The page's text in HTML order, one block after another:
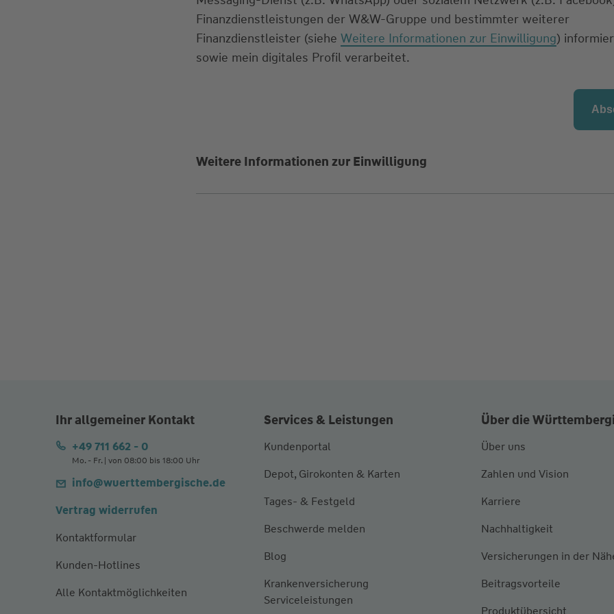
Finanzdienstleistungen der W&W-Gruppe und bestimmter weiterer
Finanzdienstleister (siehe Weitere Informationen zur Einwilligung)
sowie mein digitales Profil verarbeitet.
Weitere Informationen zur Einwilligung
Ihr allgemeiner Kontakt
+49 711 662 - 0
Mo. - Fr. | von 08:00 bis 18:00 Uhr
info@wuerttembergische.de
Vertrag widerrufen
Kontaktformular
Kunden-Hotlines
Alle Kontaktmöglichkeiten
Services & Leistungen
Kundenportal
Depot, Girokonten & Karten
Tages- & Festgeld
Beschwerde melden
Blog
Krankenversicherung
Serviceleistungen
Über die
Über uns
Zahlen und Vision
Karriere
Nachhaltigkeit
Versicherungen in der
Beitragsvorteile